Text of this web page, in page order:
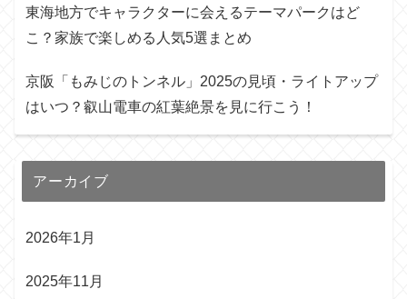
東海地方でキャラクターに会えるテーマパークはど
こ？家族で楽しめる人気5選まとめ
京阪「もみじのトンネル」2025の見頃・ライトアップ
はいつ？叡山電車の紅葉絶景を見に行こう！
アーカイブ
2026年1月
2025年11月